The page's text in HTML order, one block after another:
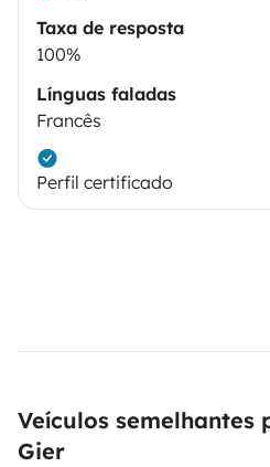
Taxa de resposta
100%
Línguas faladas
Francês
Perfil certificado
Veículos semelhantes
Gier